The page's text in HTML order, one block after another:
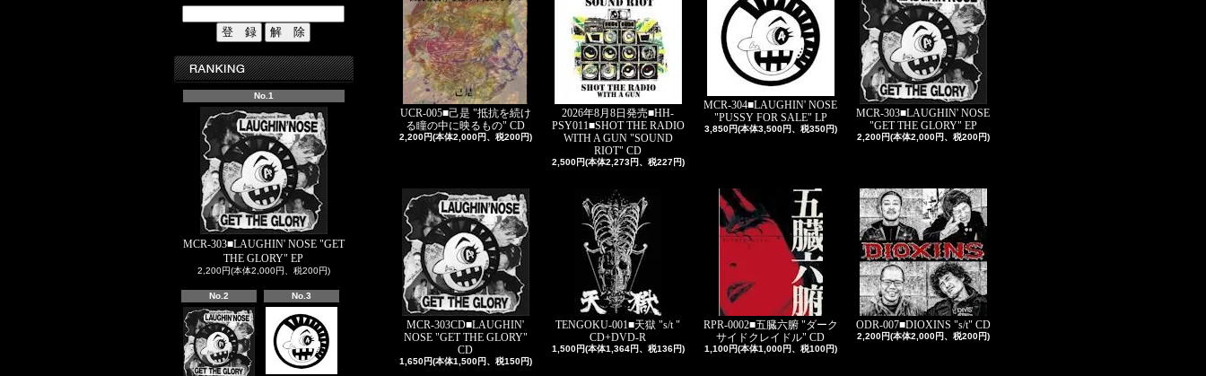
No.1
MCR-303■LAUGHIN' NOSE "GET
THE GLORY" EP
2,200円(本体2,000円、税200円)
No.2 No.3
UCR-005■己是 "抵抗を続け
る瞳の中に映るもの" CD
2,200円(本体2,000円、税200円)
2026年8月8日発売■HH-
PSY011■SHOT THE RADIO
WITH A GUN "SOUND
RIOT" CD
2,500円(本体2,273円、税227円)
MCR-304■LAUGHIN' NOSE
"PUSSY FOR SALE" LP
3,850円(本体3,500円、税350円)
MCR-303■LAUGHIN' NOSE
"GET THE GLORY" EP
2,200円(本体2,000円、税200円)
MCR-303CD■LAUGHIN'
NOSE "GET THE GLORY"
CD
1,650円(本体1,500円、税150円)
TENGOKU-001■天獄 "s/t "
CD+DVD-R
1,500円(本体1,364円、税136円)
RPR-0002■五臓六腑 "ダーク
サイドクレイドル" CD
1,100円(本体1,000円、税100円)
ODR-007■DIOXINS "s/t" CD
2,200円(本体2,000円、税200円)